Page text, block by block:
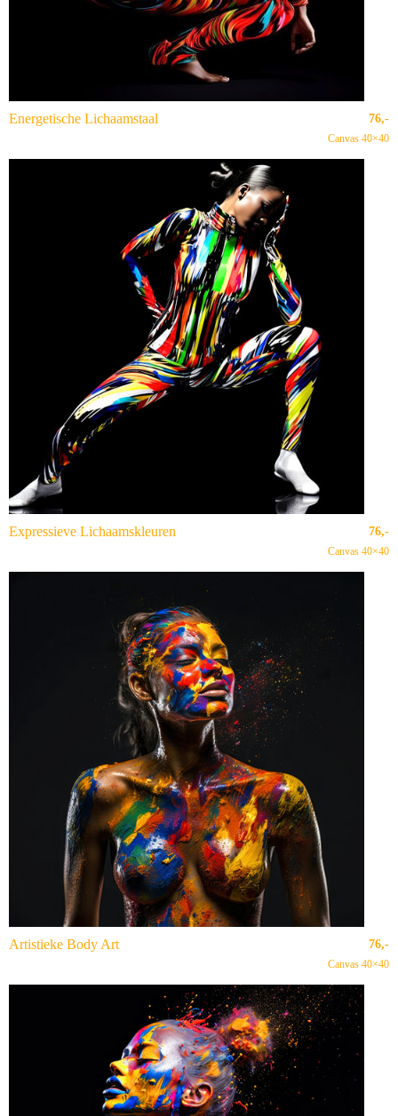
Energetische Lichaamstaal 76,-
Canvas 40×40
Expressieve Lichaamskleuren 76,-
Canvas 40×40
Artistieke Body Art 76,-
Canvas 40×40